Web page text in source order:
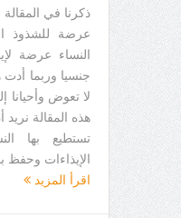
ذكرنا في المقالة
عرضة للشذوذ
النساء عرضة
جنسيا وربما
لا تعوض
هذه المقالة
تستطيع بها
الإيذاءات
اقرأ المزيد